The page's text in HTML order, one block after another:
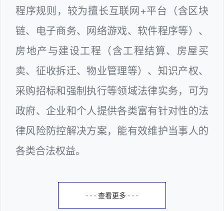
程序规则，较为擅长互联网+平台（含区块
链、电子商务、网络游戏、软件程序等）、
房地产与建设工程（含工程结算、房屋买
卖、征收拆迁、物业管理等）、知识产权、
采购招标和强制执行等领域法律实务，可为
政府、企业和个人提供各类富有针对性的法
律风险防控解决方案，能有效维护当事人的
各类合法权益。
· · · 查看更多 · · ·